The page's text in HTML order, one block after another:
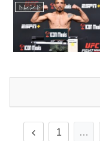
トレンド
1 …